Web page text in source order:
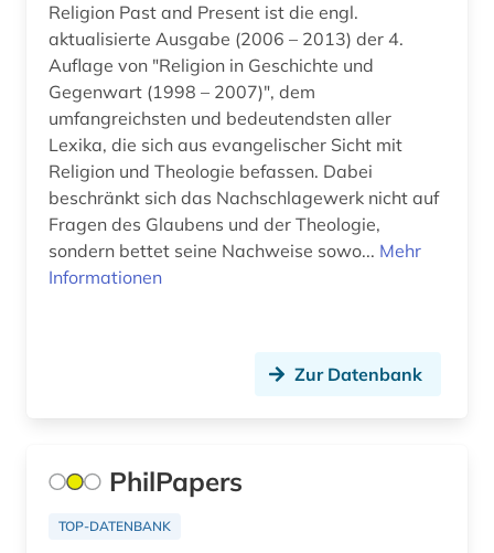
hume (1)
ideengeschichte (1)
immanuel (1)
immanuel kant (1)
indien (4)
indische philosophie (1)
informationswissenschaften (1)
islam (2)
Religion Past and Present ist die engl.
aktualisierte Ausgabe (2006 – 2013) der 4.
Auflage von "Religion in Geschichte und
Gegenwart (1998 – 2007)", dem
umfangreichsten und bedeutendsten aller
Lexika, die sich aus evangelischer Sicht mit
Religion und Theologie befassen. Dabei
beschränkt sich das Nachschlagewerk nicht auf
Fragen des Glaubens und der Theologie,
sondern bettet seine Nachweise sowo... Mehr
Informationen
Zur Datenbank
PhilPapers
TOP-DATENBANK